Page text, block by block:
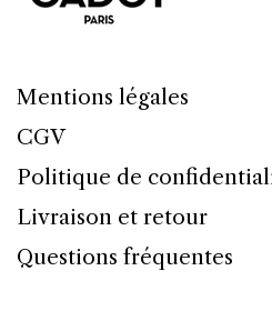
Mentions légales
CGV
Politique de
Livraison et retour
Questions fréquentes